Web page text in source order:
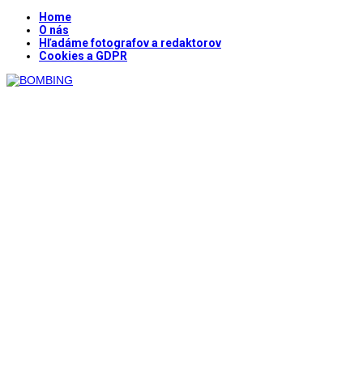
Home
O nás
Hľadáme fotografov a redaktorov
Cookies a GDPR